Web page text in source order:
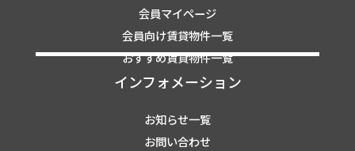
会員マイページ
会員向け賃貸物件一覧
おすすめ賃貸物件一覧
インフォメーション
お知らせ一覧
お問い合わせ